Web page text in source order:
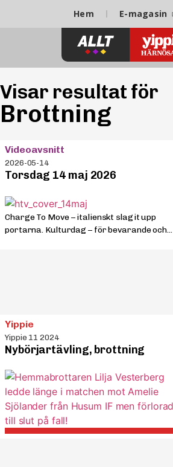
Hem E-magasin
Visar resultat för
Brottning
Videoavsnitt
2026-05-14
Torsdag 14 maj 2026
Charge To Move – italienskt slagit upp
portarna. Kulturdag – för bevarande och...
Yippie
Yippie 11 2024
Nybörjartävling, brottning